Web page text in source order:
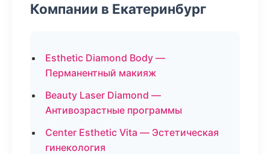
Компании в Екатеринбург
Esthetic Diamond Body —
Перманентный макияж
Beauty Laser Diamond —
Антивозрастные программы
Center Esthetic Vita — Эстетическая
гинекология